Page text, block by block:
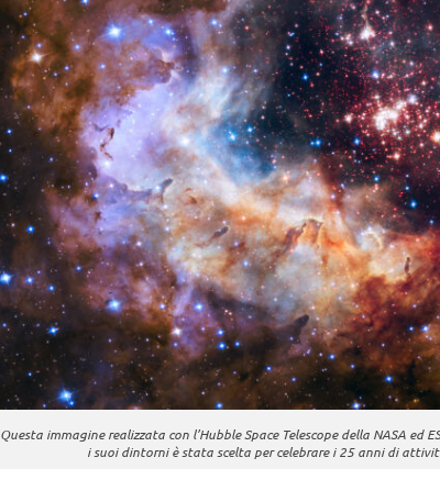
Questa immagine realizzata con l’Hubble Space Telescope della NASA ed
i suoi dintorni è stata scelta per celebrare i 25 anni di